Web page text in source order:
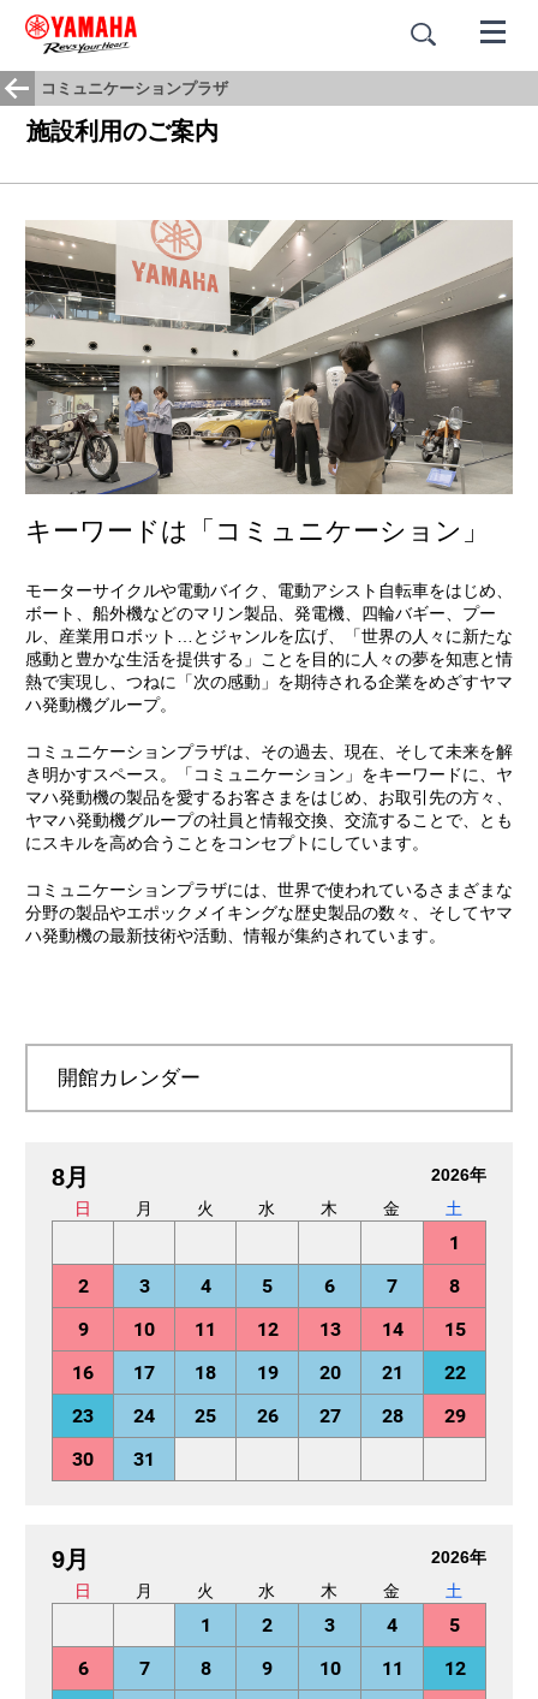
コミュニケーションプラザ
施設利用のご案内
キーワードは「コミュニケーション」
モーターサイクルや電動バイク、電動アシスト自転車をはじめ、
ボート、船外機などのマリン製品、発電機、四輪バギー、プー
ル、産業用ロボット…とジャンルを広げ、「世界の人々に新たな
感動と豊かな生活を提供する」ことを目的に人々の夢を知恵と情
熱で実現し、つねに「次の感動」を期待される企業をめざすヤマ
ハ発動機グループ。
コミュニケーションプラザは、その過去、現在、そして未来を解
き明かすスペース。「コミュニケーション」をキーワードに、ヤ
マハ発動機の製品を愛するお客さまをはじめ、お取引先の方々、
ヤマハ発動機グループの社員と情報交換、交流することで、とも
にスキルを高め合うことをコンセプトにしています。
コミュニケーションプラザには、世界で使われているさまざまな
分野の製品やエポックメイキングな歴史製品の数々、そしてヤマ
ハ発動機の最新技術や活動、情報が集約されています。
開館カレンダー
8月
2026年
日
月 火 水 木 金 土
1
2
3 4 5 6 7
8
9
10 11 12 13 14
15
16
17 18 19 20 21
22
23
24 25 26 27 28
29
30
31
9月
2026年
日
月 火 水 木 金 土
1 2 3 4
5
6
7 8 9 10 11
12